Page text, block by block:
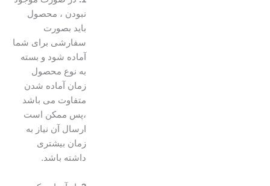
نبودن ، محصول
باید بصورت
سفارشی برای شما
آماده شود و بسته
به نوع محصول
زمان آماده شدن
متفاوت می باشد
،پس ممکن است
ارسال آن نیاز به
زمان بیشتری
داشته باشد.